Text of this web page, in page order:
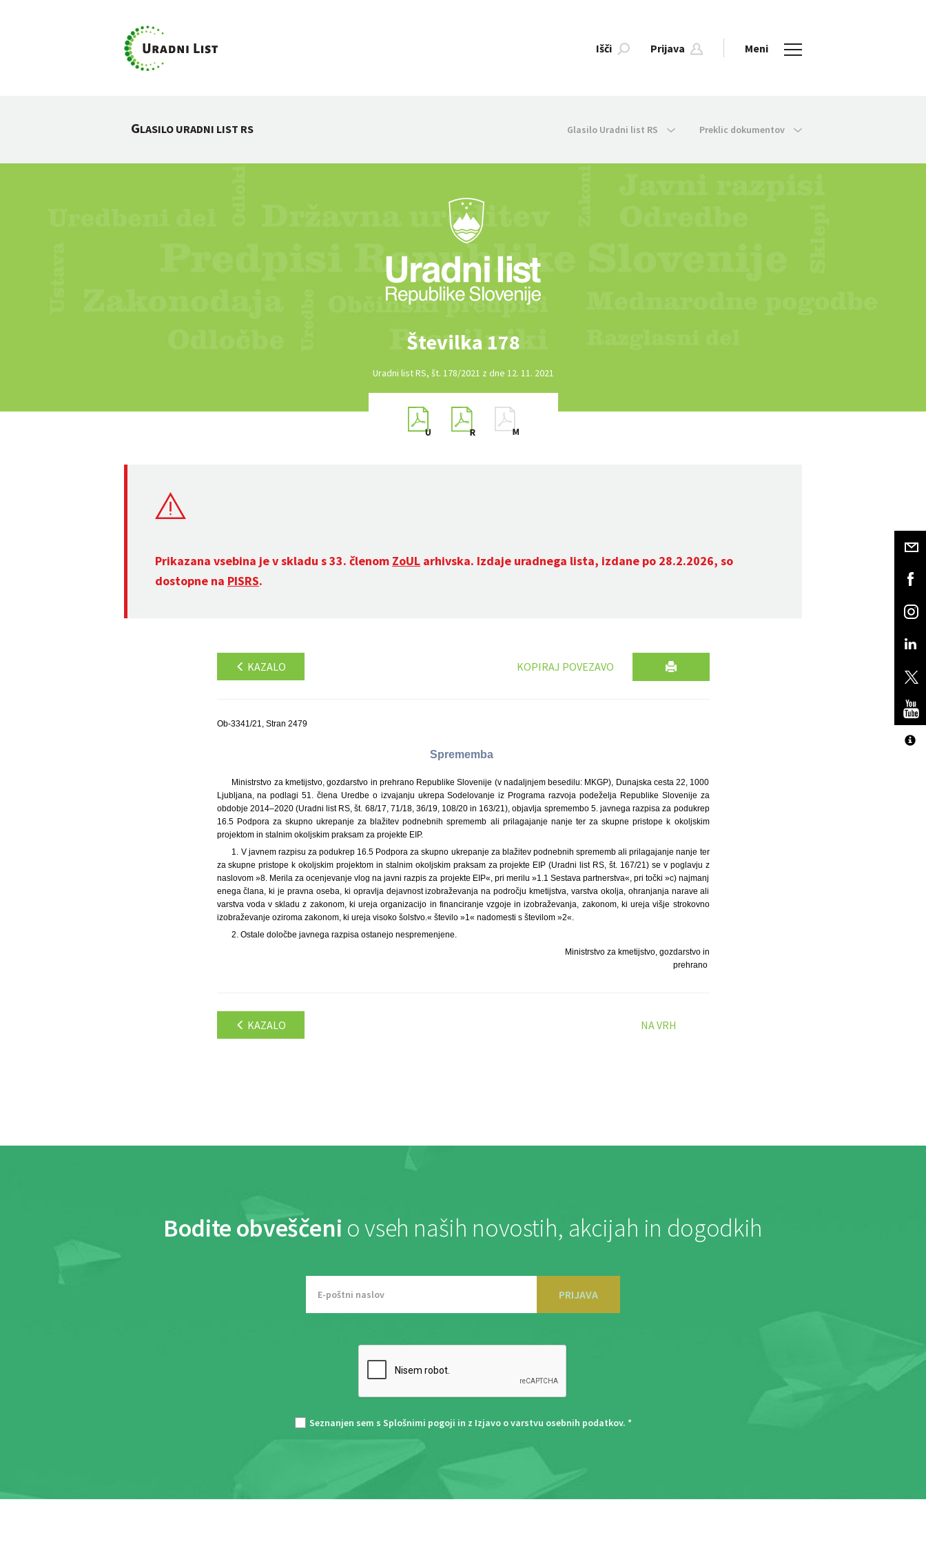
Išči Prijava Meni
GLASILO URADNI LIST RS Glasilo Uradni list RS Preklic dokumentov
Številka 178
Uradni list RS, št. 178/2021 z dne 12. 11. 2021
Prikazana vsebina je v skladu s 33. členom ZoUL arhivska. Izdaje uradnega lista, izdane po 28.2.2026, so
dostopne na PISRS.
KAZALO KOPIRAJ POVEZAVO
Ob-3341/21, Stran 2479
Sprememba
Ministrstvo za kmetijstvo, gozdarstvo in prehrano Republike Slovenije (v nadaljnjem besedilu: MKGP), Dunajska cesta 22, 1000
Ljubljana, na podlagi 51. člena Uredbe o izvajanju ukrepa Sodelovanje iz Programa razvoja podeželja Republike Slovenije za
obdobje 2014–2020 (Uradni list RS, št. 68/17, 71/18, 36/19, 108/20 in 163/21), objavlja spremembo 5. javnega razpisa za podukrep
16.5 Podpora za skupno ukrepanje za blažitev podnebnih sprememb ali prilagajanje nanje ter za skupne pristope k okoljskim
projektom in stalnim okoljskim praksam za projekte EIP.
1. V javnem razpisu za podukrep 16.5 Podpora za skupno ukrepanje za blažitev podnebnih sprememb ali prilagajanje nanje ter
za skupne pristope k okoljskim projektom in stalnim okoljskim praksam za projekte EIP (Uradni list RS, št. 167/21) se v poglavju z
naslovom »8. Merila za ocenjevanje vlog na javni razpis za projekte EIP«, pri merilu »1.1 Sestava partnerstva«, pri točki »c) najmanj
enega člana, ki je pravna oseba, ki opravlja dejavnost izobraževanja na področju kmetijstva, varstva okolja, ohranjanja narave ali
varstva voda v skladu z zakonom, ki ureja organizacijo in financiranje vzgoje in izobraževanja, zakonom, ki ureja višje strokovno
izobraževanje oziroma zakonom, ki ureja visoko šolstvo.« število »1« nadomesti s številom »2«.
2. Ostale določbe javnega razpisa ostanejo nespremenjene.
Ministrstvo za kmetijstvo, gozdarstvo in
prehrano
KAZALO NA VRH
Bodite obveščeni o vseh naših novostih, akcijah in dogodkih
PRIJAVA
Seznanjen sem s Splošnimi pogoji in z Izjavo o varstvu osebnih podatkov. *